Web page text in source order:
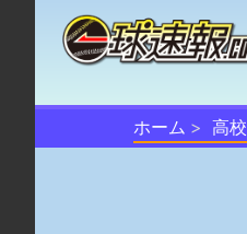
ホーム 高校